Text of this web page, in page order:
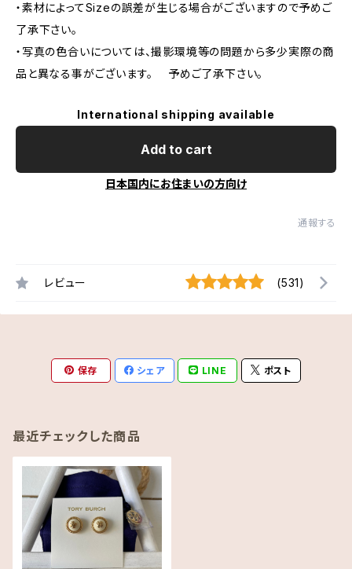
・素材によってSizeの誤差が生じる場合がございますので予めご
了承下さい。
・写真の色合いについては、撮影環境等の問題から多少実際の商
品と異なる事がございます。 予めご了承下さい。
International shipping available
Add to cart
日本国内にお住まいの方向け
通報する
レビュー (531)
保存 シェア LINE ポスト
最近チェックした商品